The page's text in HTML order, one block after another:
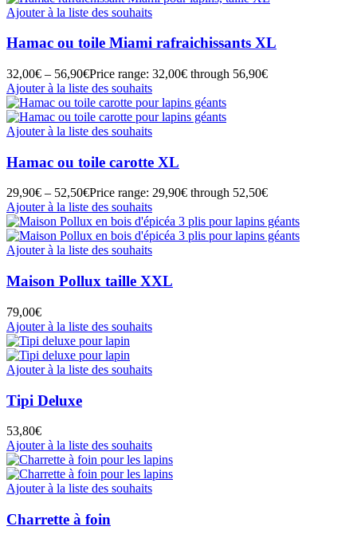
Ajouter à la liste des souhaits
Hamac ou toile Miami rafraichissants XL
32,00€ – 56,90€Price range: 32,00€ through 56,90€
Ajouter à la liste des souhaits
Ajouter à la liste des souhaits
Hamac ou toile carotte XL
29,90€ – 52,50€Price range: 29,90€ through 52,50€
Ajouter à la liste des souhaits
Ajouter à la liste des souhaits
Maison Pollux taille XXL
79,00€
Ajouter à la liste des souhaits
Ajouter à la liste des souhaits
Tipi Deluxe
53,80€
Ajouter à la liste des souhaits
Ajouter à la liste des souhaits
Charrette à foin